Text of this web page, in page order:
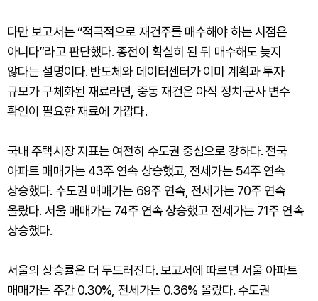
다만 보고서는 “적극적으로 재건주를 매수해야 하는 시점은
아니다”라고 판단했다. 종전이 확실히 된 뒤 매수해도 늦지
않다는 설명이다. 반도체와 데이터센터가 이미 계획과 투자
규모가 구체화된 재료라면, 중동 재건은 아직 정치·군사 변수
확인이 필요한 재료에 가깝다.
국내 주택시장 지표는 여전히 수도권 중심으로 강하다. 전국
아파트 매매가는 43주 연속 상승했고, 전세가는 54주 연속
상승했다. 수도권 매매가는 69주 연속, 전세가는 70주 연속
올랐다. 서울 매매가는 74주 연속 상승했고 전세가는 71주 연속
상승했다.
서울의 상승률은 더 두드러진다. 보고서에 따르면 서울 아파트
매매가는 주간 0.30%, 전세가는 0.36% 올랐다. 수도권